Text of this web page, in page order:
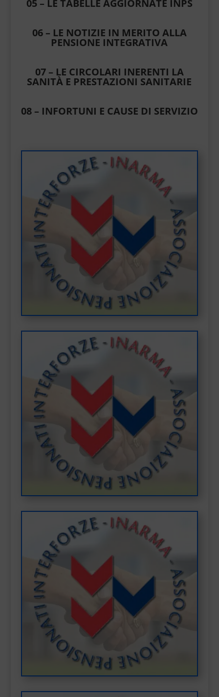
05 – LE TABELLE AGGIORNATE INPS
06 – LE NOTIZIE IN MERITO ALLA
PENSIONE INTEGRATIVA
07 – LE CIRCOLARI INERENTI LA
SANITÀ E PRESTAZIONI SANITARIE
08 – INFORTUNI E CAUSE DI SERVIZIO